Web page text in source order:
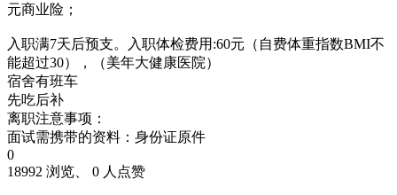
元商业险；
入职满7天后预支。入职体检费用:60元（自费体重指数BMI不
能超过30），（美年大健康医院）
宿舍有班车
先吃后补
离职注意事项：
面试需携带的资料：身份证原件
0
18992 浏览、 0 人点赞